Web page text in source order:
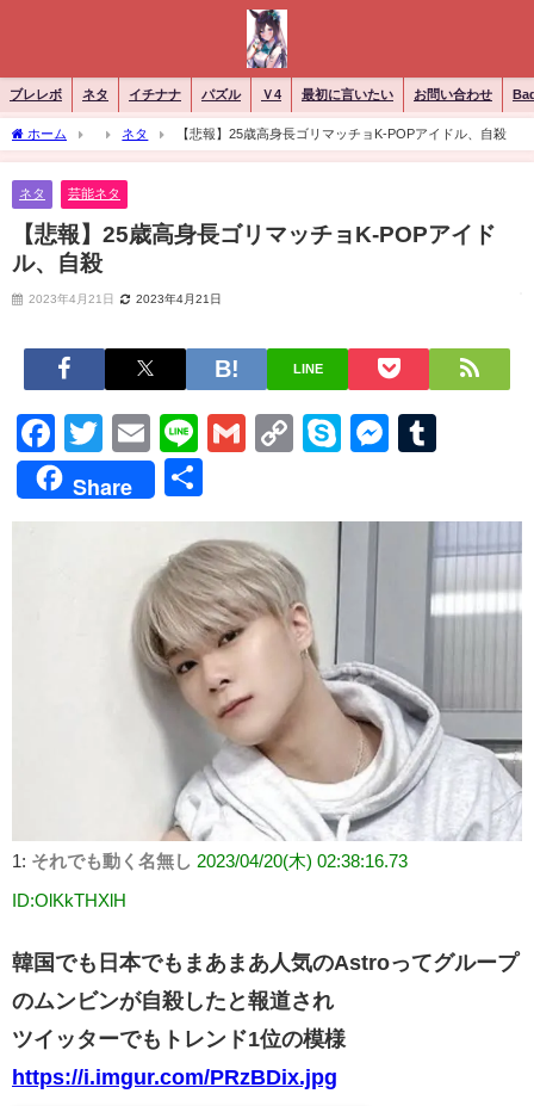
ブレレボ ネタ イチナナ パズル Ｖ4 最初に言いたい お問い合わせ
ホーム ネタ 【悲報】25歳高身長ゴリマッチョK-POPアイドル、自殺
ネタ 芸能ネタ
【悲報】25歳高身長ゴリマッチョK-POPアイド
ル、自殺
2023年4月21日 2023年4月21日
LINE
Facebook
Twitter
EmailLineGmailCopySkype
Share
有
1: それでも動く名無し 2023/04/20(木) 02:38:16.73
ID:OlKkTHXlH
韓国でも日本でもまあまあ人気のAstroってグループ
のムンビンが自殺したと報道され
ツイッターでもトレンド1位の模様
https://i.imgur.com/PRzBDix.jpg